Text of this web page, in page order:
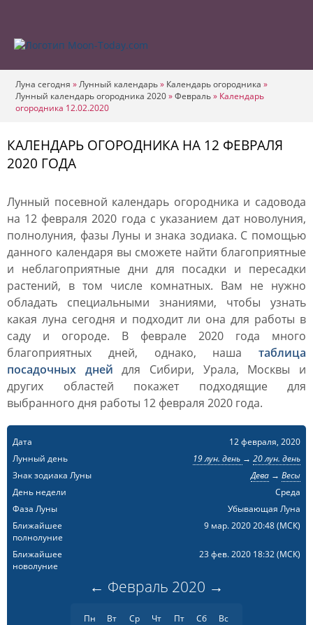
Луна сегодня »Лунный календарь» Календарь огородника »
Лунный календарь огородника 2020»Февраль» Календарь
огородника 12.02.2020
КАЛЕНДАРЬ ОГОРОДНИКА НА 12 ФЕВРАЛЯ
2020 ГОДА
Лунный посевной календарь огородника и садовода
на 12 февраля 2020 года с указанием дат новолуния,
полнолуния, фазы Луны и знака зодиака. С помощью
данного календаря вы сможете найти благоприятные
и неблагоприятные дни для посадки и пересадки
растений, в том числе комнатных. Вам не нужно
обладать специальными знаниями, чтобы узнать
какая луна сегодня и подходит ли она для работы в
саду и огороде. В феврале 2020 года много
благоприятных дней, однако, наша таблица
посадочных дней для Сибири, Урала, Москвы и
других областей покажет подходящие для
выбранного дня работы 12 февраля 2020 года.
Дата
12 февраля, 2020
Лунный день
19 лун. день → 20 лун. день
Знак зодиака Луны
Дева→ Весы
День недели
Среда
Фаза Луны
Убывающая Луна
Ближайшее
полнолуние
9 мар. 2020 20:48(МСК)
Ближайшее
новолуние
23 фев. 2020 18:32(МСК)
← Февраль 2020 →
Пн Вт Ср Чт Пт Сб Вс